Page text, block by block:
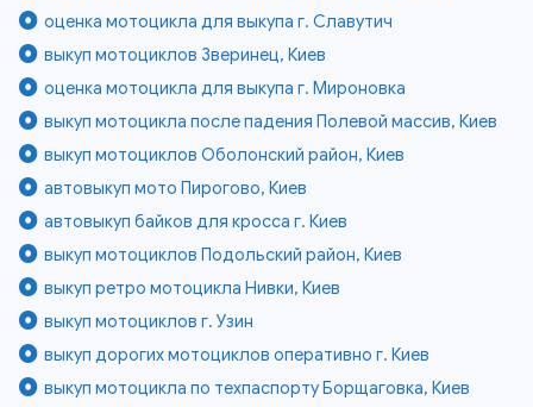
оценка мотоцикла для выкупа г. Славутич
выкуп мотоциклов Зверинец, Киев
оценка мотоцикла для выкупа г. Мироновка
выкуп мотоцикла после падения Полевой массив, Киев
выкуп мотоциклов Оболонский район, Киев
автовыкуп мото Пирогово, Киев
автовыкуп байков для кросса г. Киев
выкуп мотоциклов Подольский район, Киев
выкуп ретро мотоцикла Нивки, Киев
выкуп мотоциклов г. Узин
выкуп дорогих мотоциклов оперативно г. Киев
выкуп мотоцикла по техпаспорту Борщаговка, Киев